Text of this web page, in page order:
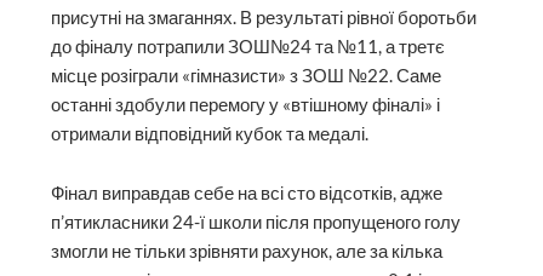
присутні на змаганнях. В результаті рівної боротьби
до фіналу потрапили ЗОШ№24 та №11, а третє
місце розіграли «гімназисти» з ЗОШ №22. Саме
останні здобули перемогу у «втішному фіналі» і
отримали відповідний кубок та медалі.
Фінал виправдав себе на всі сто відсотків, адже
п’ятикласники 24-ї школи після пропущеного голу
змогли не тільки зрівняти рахунок, але за кілька